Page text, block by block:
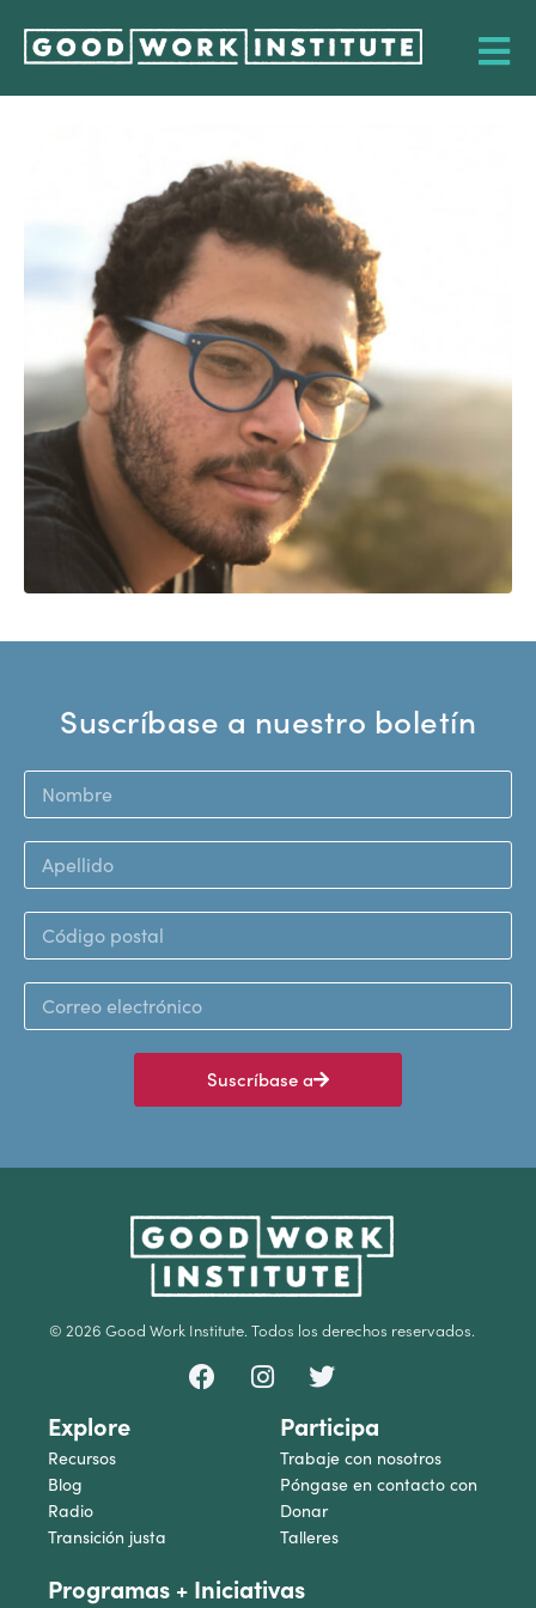
Suscríbase a nuestro boletín
Suscríbase a
© 2026 Good Work Institute. Todos los derechos reservados.
Explore
Recursos
Blog
Radio
Transición justa
Participa
Trabaje con nosotros
Póngase en contacto con
Donar
Talleres
Programas + Iniciativas